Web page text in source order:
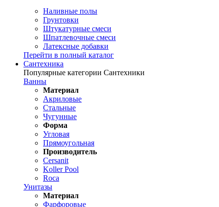
Наливные полы
Грунтовки
Штукатурные смеси
Шпатлевочные смеси
Латексные добавки
Перейти в полный каталог
Сантехника
Популярные категории Сантехники
Ванны
Материал
Акриловые
Стальные
Чугунные
Форма
Угловая
Прямоугольная
Производитель
Cersanit
Koller Pool
Roca
Унитазы
Материал
Фарфоровые